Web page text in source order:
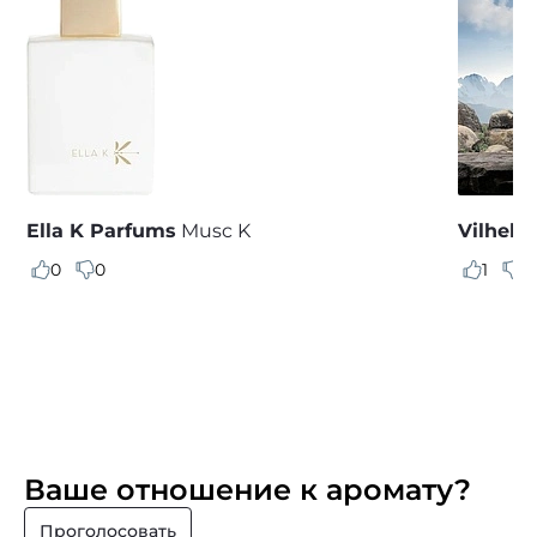
Ella K Parfums Musc K
0 0 1
Ваше отношение к аромату?
Проголосовать